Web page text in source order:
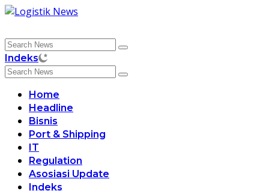
Skip
content
Indeks
Home
Headline
Bisnis
Port & Shipping
IT
Regulation
Asosiasi Update
Indeks